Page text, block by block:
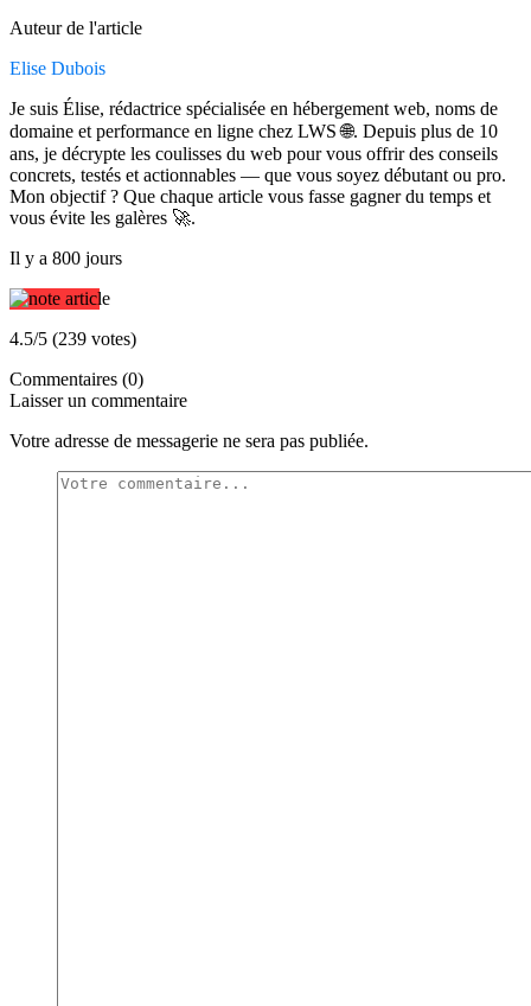
Auteur de l'article
Elise Dubois
Je suis Élise, rédactrice spécialisée en hébergement web, noms de
domaine et performance en ligne chez LWS 🌐. Depuis plus de 10
ans, je décrypte les coulisses du web pour vous offrir des conseils
concrets, testés et actionnables — que vous soyez débutant ou pro.
Mon objectif ? Que chaque article vous fasse gagner du temps et
vous évite les galères 🚀.
Il y a 800 jours
4.5/5 (239 votes)
Commentaires (0)
Laisser un commentaire
Votre adresse de messagerie ne sera pas publiée.